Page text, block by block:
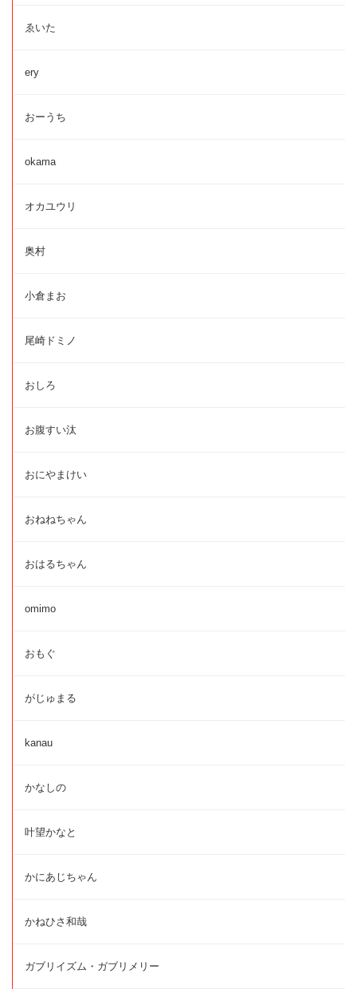
ゑいた
ery
おーうち
okama
オカユウリ
奥村
小倉まお
尾崎ドミノ
おしろ
お腹すい汰
おにやまけい
おねねちゃん
おはるちゃん
omimo
おもぐ
がじゅまる
kanau
かなしの
叶望かなと
かにあじちゃん
かねひさ和哉
ガブリイズム・ガブリメリー